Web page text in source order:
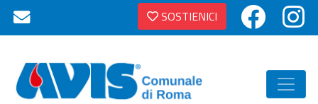
SOSTIENICI